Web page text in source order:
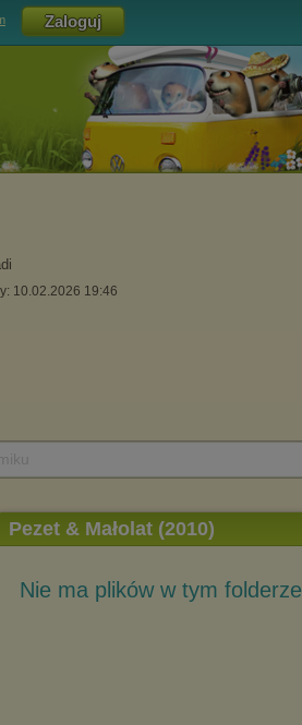
10.02.2026 19:46
Pezet & Małolat (2010)
Nie ma plików w tym folderze